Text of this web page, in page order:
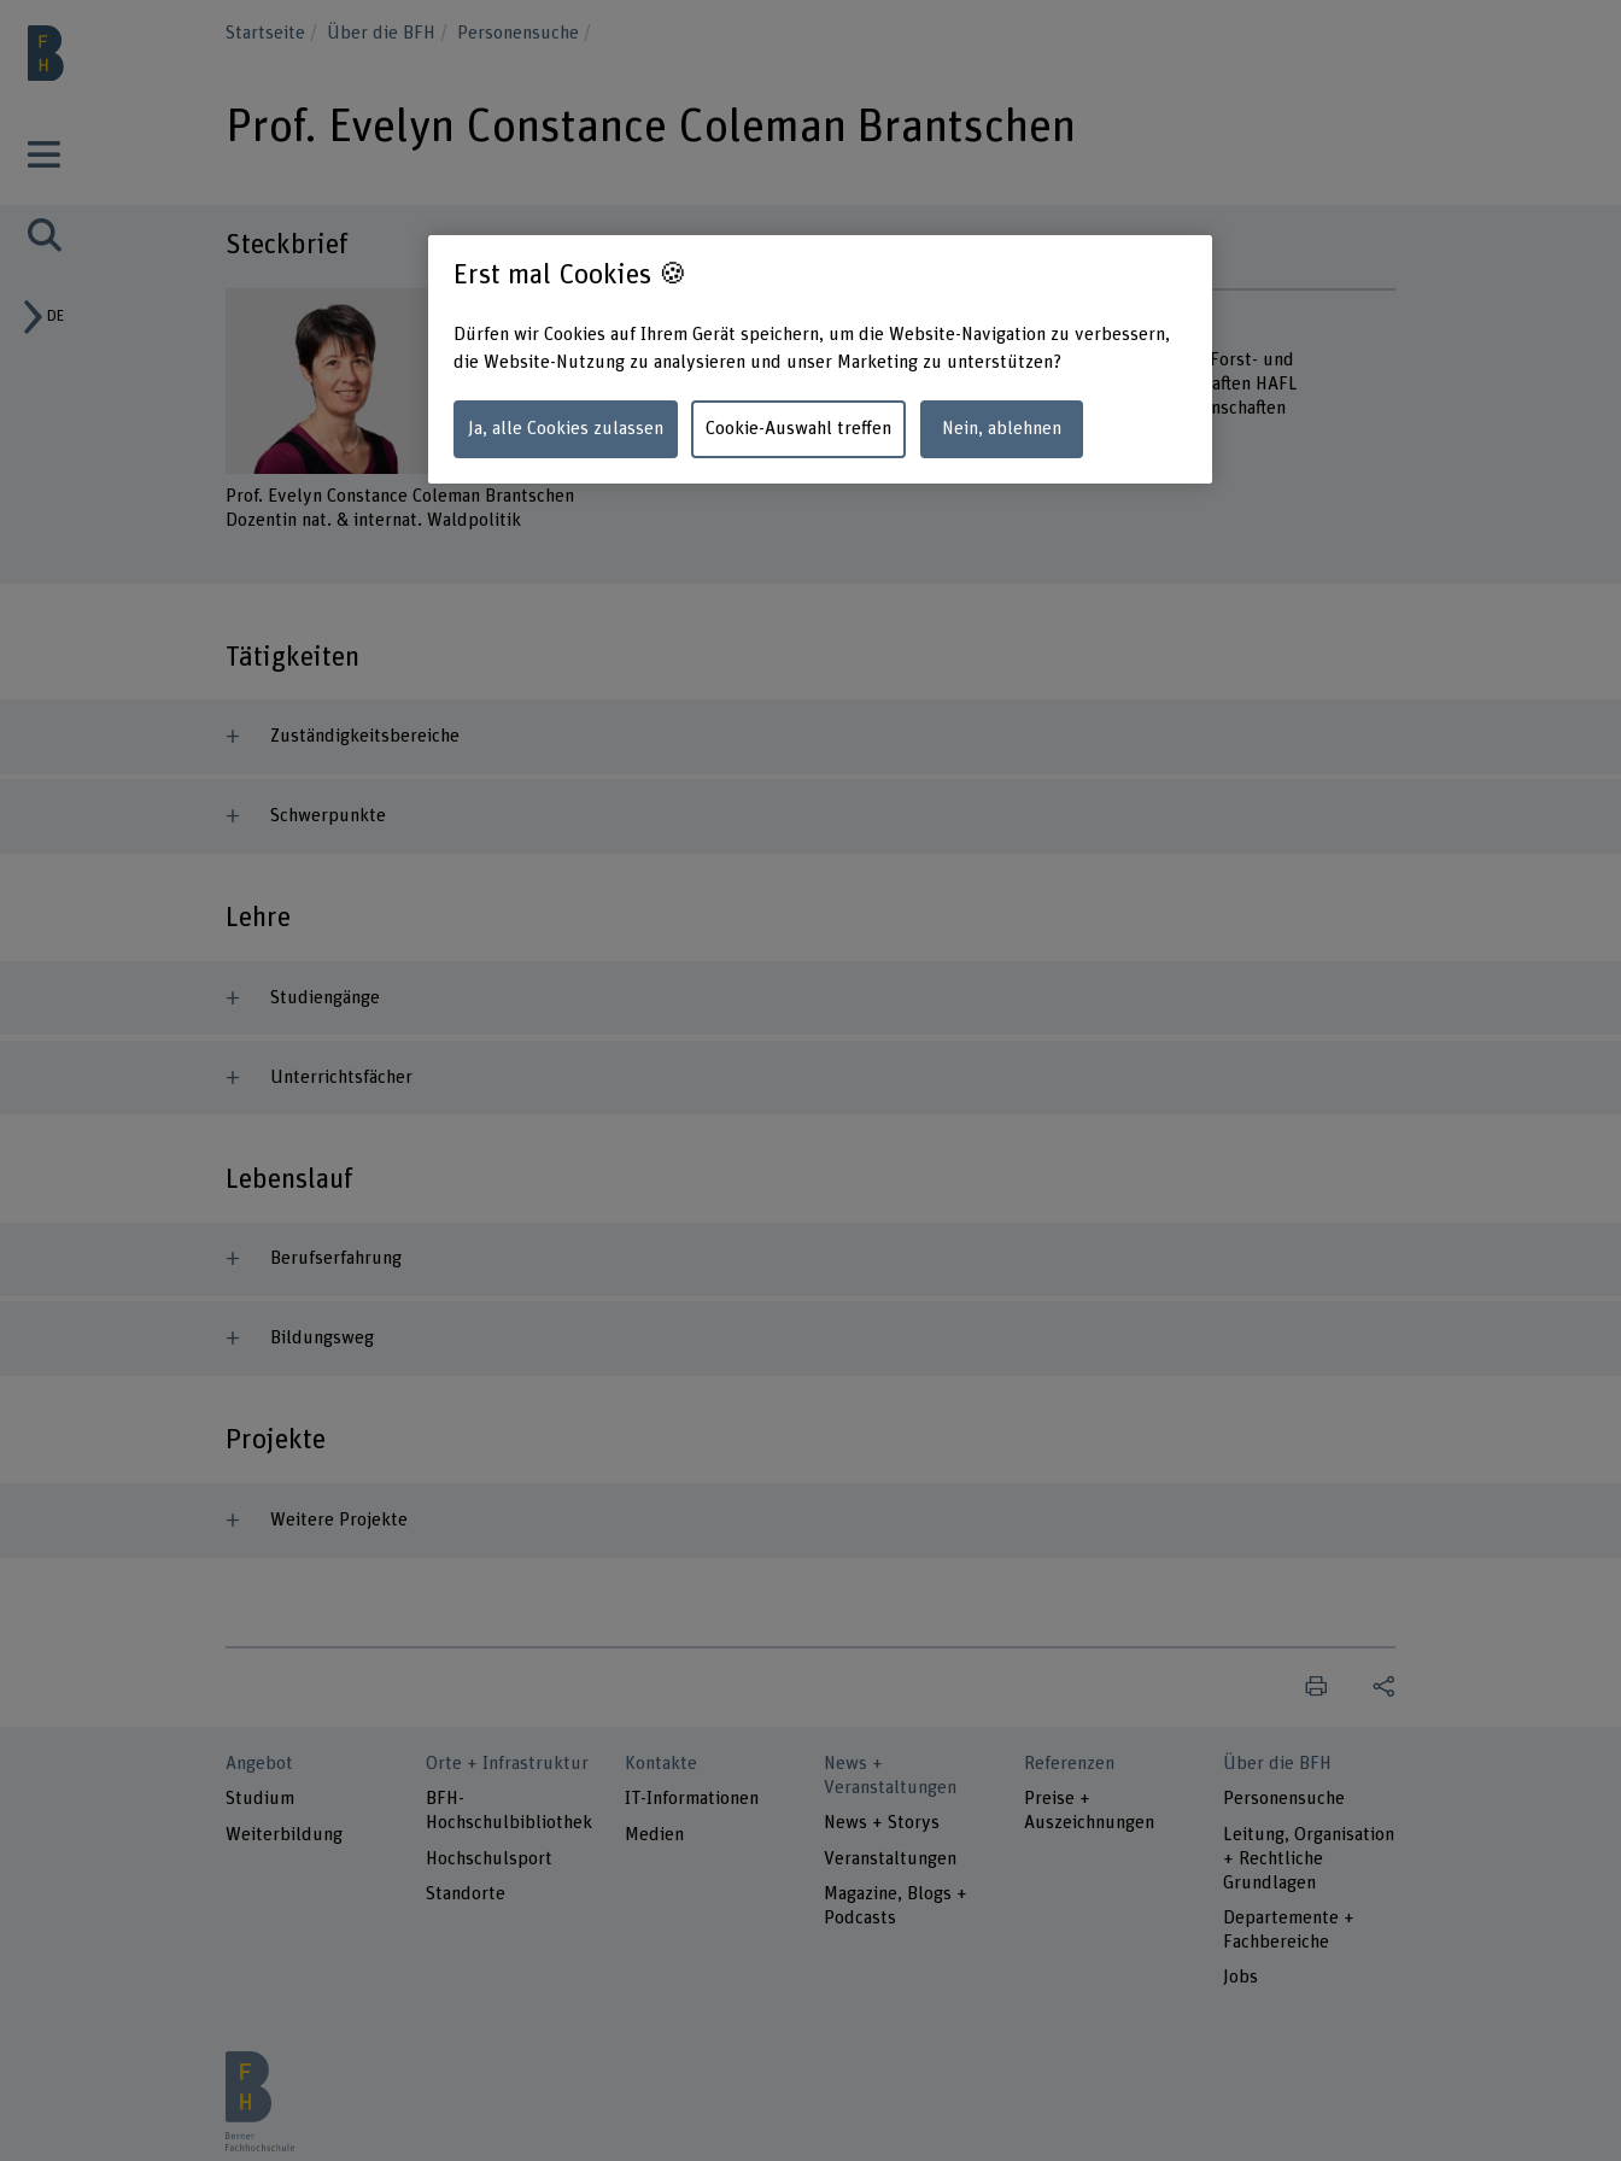
DE
Startseite Über die BFH Personensuche
Prof. Evelyn Constance Coleman Brantschen
Steckbrief
Prof. Evelyn Constance Coleman Brantschen
Dozentin nat. & internat. Waldpolitik
+41 31 848 51 03
www.bfh.ch/de/evelyn-constance-coleman-
Berner Fachhochschule
Hochschule für Agrar-, Forst- und
Lebensmittelwissenschaften HAFL
Fachbereich Waldwissenschaften
Länggasse 85
3052 Zollikofen
Tätigkeiten
Zuständigkeitsbereiche
Schwerpunkte
Lehre
Studiengänge
Unterrichtsfächer
Lebenslauf
Berufserfahrung
Bildungsweg
Projekte
Weitere Projekte
Angebot
Studium
Weiterbildung
Orte + Infrastruktur
BFH-
Hochschulbibliothek
Hochschulsport
Standorte
Kontakte
IT-Informationen
Medien
News +
Veranstaltungen
News + Storys
Veranstaltungen
Magazine, Blogs +
Podcasts
Referenzen
Preise +
Auszeichnungen
Über die BFH
Personensuche
Leitung, Organisation
+ Rechtliche
Grundlagen
Departemente +
Fachbereiche
Jobs
Erst mal Cookies 🍪
Dürfen wir Cookies auf Ihrem Gerät speichern, um die Website-Navigation zu verbessern,
die Website-Nutzung zu analysieren und unser Marketing zu unterstützen?
Ja, alle Cookies zulassen Cookie-Auswahl treffen Nein, ablehnen